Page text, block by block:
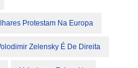
Protestam Na Europa
Zelensky É De Direita